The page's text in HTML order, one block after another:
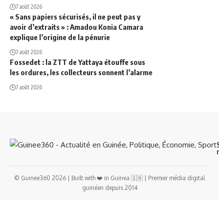
7 août 2026
« Sans papiers sécurisés, il ne peut pas y
avoir d’extraits » : Amadou Konia Camara
explique l’origine de la pénurie
7 août 2026
Fossedet : la ZTT de Yattaya étouffe sous
les ordures, les collecteurs sonnent l’alarme
7 août 2026
© Guinee360 2026 | Built with ❤️ in Guinea 🇬🇳 | Premier média digital
guinéen depuis 2014